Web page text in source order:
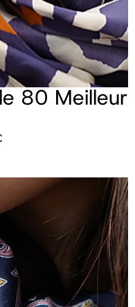
80 Meilleur